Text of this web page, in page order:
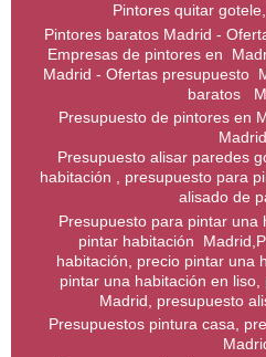
Pintores quitar
Pintores baratos Madrid -
Empresas de pintores en
Madrid - Ofertas presupuesto
baratos
Presupuesto de pintores en
Presupuesto alisar paredes
habitación , presupuesto para
alisado de
Presupuesto para pintar una
pintar habitación
habitación, precio pintar una
pintar una habitación en
Madrid, presupuesto
Presupuestos pintura casa,